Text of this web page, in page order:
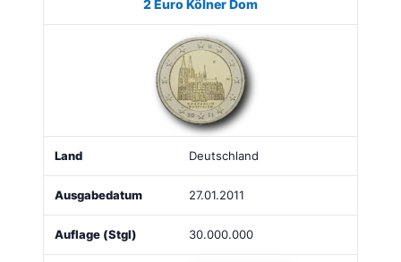
2 Euro Kölner Dom
Deutschland
27.01.2011
30.000.000